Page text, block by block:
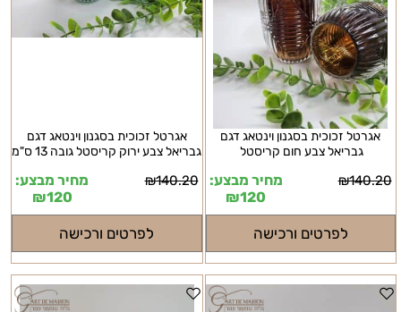
אגרטל זכוכית בסגנון וינטאג דגם
גבריאל צבע חום קריסטל
₪140.20
מחיר מבצע:
₪120
לפרטים ורכישה
אגרטל זכוכית בסגנון וינטאג דגם
גבריאל צבע ירוק קריסטל גובה 13 ס"מ
₪140.20
מחיר מבצע:
₪120
לפרטים ורכישה